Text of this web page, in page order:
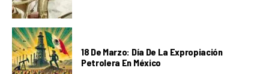
18 De Marzo: Día De La Expropiación
Petrolera En México